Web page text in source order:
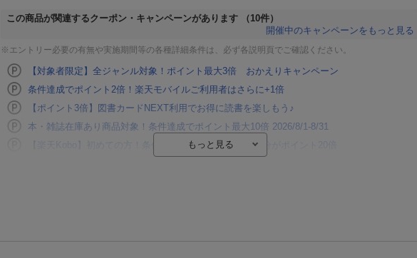
この商品が関連するクーポン・キャンペーンがあります
（10件）
開催中のキャンペーンをもっと見る
※エントリー必要の有無や実施期間等の各種詳細条件は、必ず各説明頁でご確認ください。
【対象者限定】全ジャンル対象！ポイント最大3倍 おかえりキャンペーン
条件達成でポイント2倍！楽天モバイルご利用者はさらに+1倍
【ポイント3倍】図書カードNEXT利用でお得に読書を楽しもう♪
本・雑誌在庫あり商品対象！条件達成でポイント最大10倍 2026/8/1-8/31
【楽天Kobo】初めての方！条件達成で楽天ブックス購入分がポイント20倍